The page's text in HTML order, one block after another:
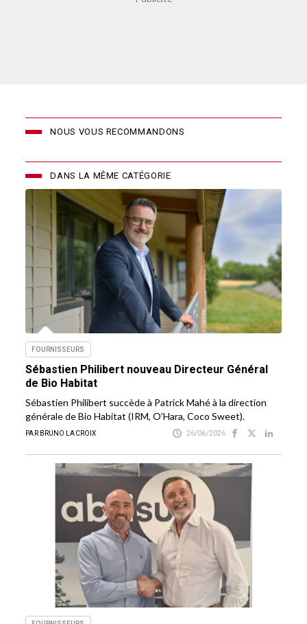
NOUS VOUS RECOMMANDONS
DANS LA MÊME CATÉGORIE
FOURNISSEURS
Sébastien Philibert nouveau Directeur Général
de Bio Habitat
Sébastien Philibert succède à Patrick Mahé à la direction
générale de Bio Habitat (IRM, O’Hara, Coco Sweet).
PAR BRUNO LACROIX 26/06/2026